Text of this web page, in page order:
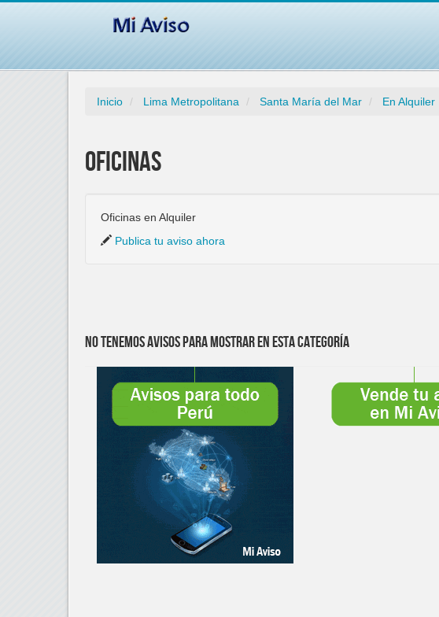
Inicio Lima Metropolitana Santa María del Mar En Alquiler
Oficinas
Oficinas en Alquiler
Publica tu aviso ahora
No tenemos avisos para mostrar en esta categoría